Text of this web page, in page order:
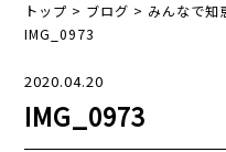
トップ > ブログ > みんなで知
IMG_0973
2020.04.20
IMG_0973